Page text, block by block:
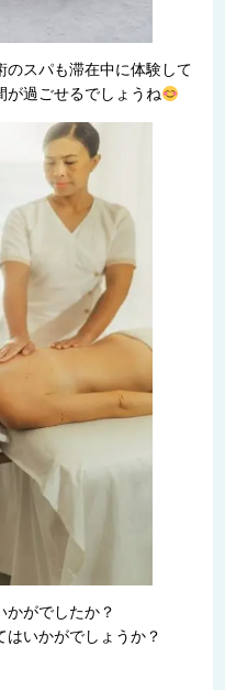
のスパも滞在中に体験して
が過ごせるでしょうね
かがでしたか？
はいかがでしょうか？